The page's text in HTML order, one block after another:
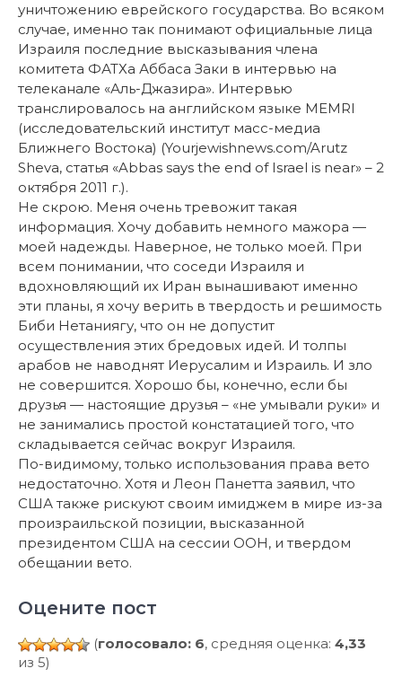
уничтожению еврейского государства. Во всяком
случае, именно так понимают официальные лица
Израиля последние высказывания члена
комитета ФАТХа Аббаса Заки в интервью на
телеканале «Аль-Джазира». Интервью
транслировалось на английском языке MEMRI
(исследовательский институт масс-медиа
Ближнего Востока) (Yourjewishnews.com/Arutz
Sheva, статья «Abbas says the end of Israel is near» – 2
октября 2011 г.).
Не скрою. Меня очень тревожит такая
информация. Хочу добавить немного мажора —
моей надежды. Наверное, не только моей. При
всем понимании, что соседи Израиля и
вдохновляющий их Иран вынашивают именно
эти планы, я хочу верить в твердость и решимость
Биби Нетаниягу, что он не допустит
осуществления этих бредовых идей. И толпы
арабов не наводнят Иерусалим и Израиль. И зло
не совершится. Хорошо бы, конечно, если бы
друзья — настоящие друзья – «не умывали руки» и
не занимались простой констатацией того, что
складывается сейчас вокруг Израиля.
По-видимому, только использования права вето
недостаточно. Хотя и Леон Панетта заявил, что
США также рискуют своим имиджем в мире из-за
произраильской позиции, высказанной
президентом США на сессии ООН, и твердом
обещании вето.
Оцените пост
(голосовало: 6, средняя оценка: 4,33
из 5)